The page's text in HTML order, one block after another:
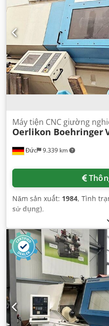
Đức 9.339 km
Máy tiện CNC giường
Oerlikon Boehringer
Năm sản xuất: 1984, Tình
sử dụng),